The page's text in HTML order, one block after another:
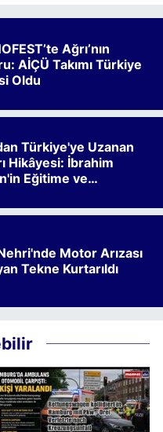
Ağrı’nın
AİÇÜ Takımı Türkiye
Oldu
Türkiye'ye Uzanan
Hikâyesi: İbrahim
Eğitime ve
Motor Arızası
Tekne Kurtarıldı